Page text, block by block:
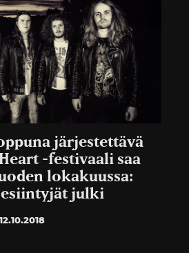
järjestettävä
-festivaali saa
lokakuussa:
esiintyjät julki
12.10.2018